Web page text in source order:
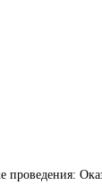
проведения: